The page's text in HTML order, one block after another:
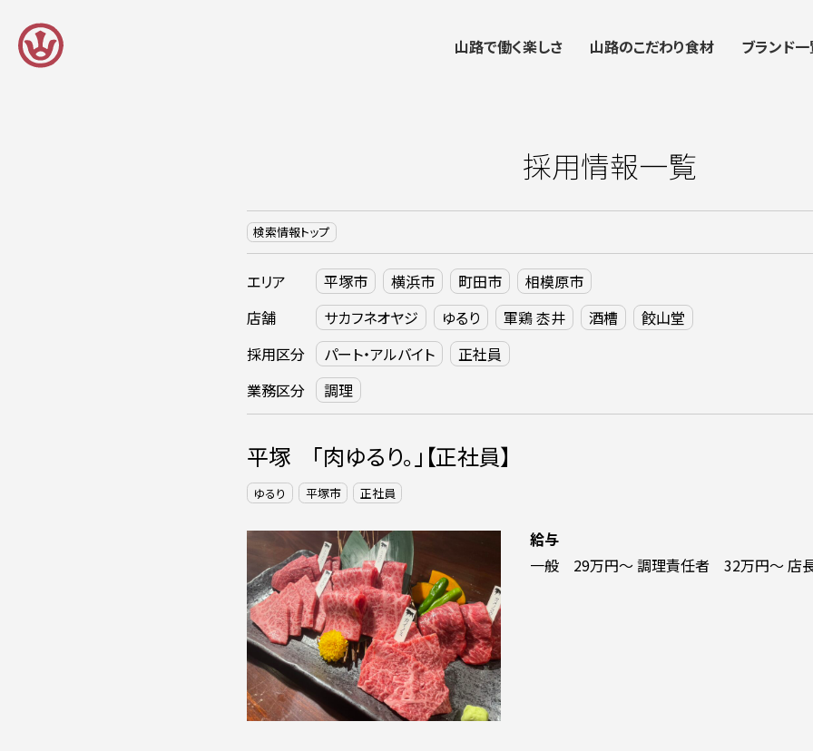
content 山路で働く楽しさ 山路のこだわり食材 ブランド
採用情報一覧
検索情報トップ
エリア 平塚市 横浜市 町田市
相模原市
店舗
サカフネオヤジ ゆるり 軍鶏 枩井 酒槽
餃山堂
採用区分
パート・アルバイト
正社員
業務区分
調理
平塚 「肉ゆるり。」【正社員】
ゆるり 平塚市 正社員
給与
一般 29万円～ 調理責任者 32万円～ 店